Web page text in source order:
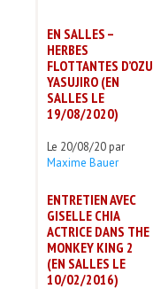
EN SALLES –
HERBES
FLOTTANTES D’OZU
YASUJIRO (EN
SALLES LE
19/08/2020)
Le 20/08/20 par
Maxime Bauer
ENTRETIEN AVEC
GISELLE CHIA
ACTRICE DANS THE
MONKEY KING 2
(EN SALLES LE
10/02/2016)